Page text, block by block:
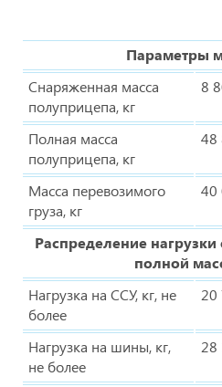
Параметры
Снаряженная масса
полуприцепа, кг
8
Полная масса
полуприцепа, кг
48
Масса перевозимого
груза, кг
40
Распределение
полной
Нагрузка на ССУ, кг, не
более
20
Нагрузка на шины, кг,
не более
28